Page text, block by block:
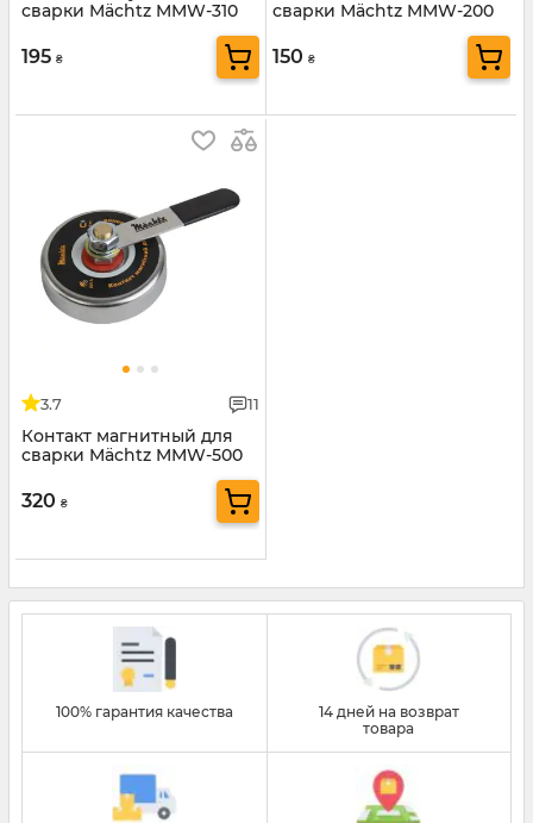
сварки Mächtz MMW-310
195 ₴
сварки Mächtz MMW-200
150 ₴
3.7 11
Контакт магнитный для
сварки Mächtz MMW-500
320 ₴
100% гарантия качества
14 дней на возврат
товара